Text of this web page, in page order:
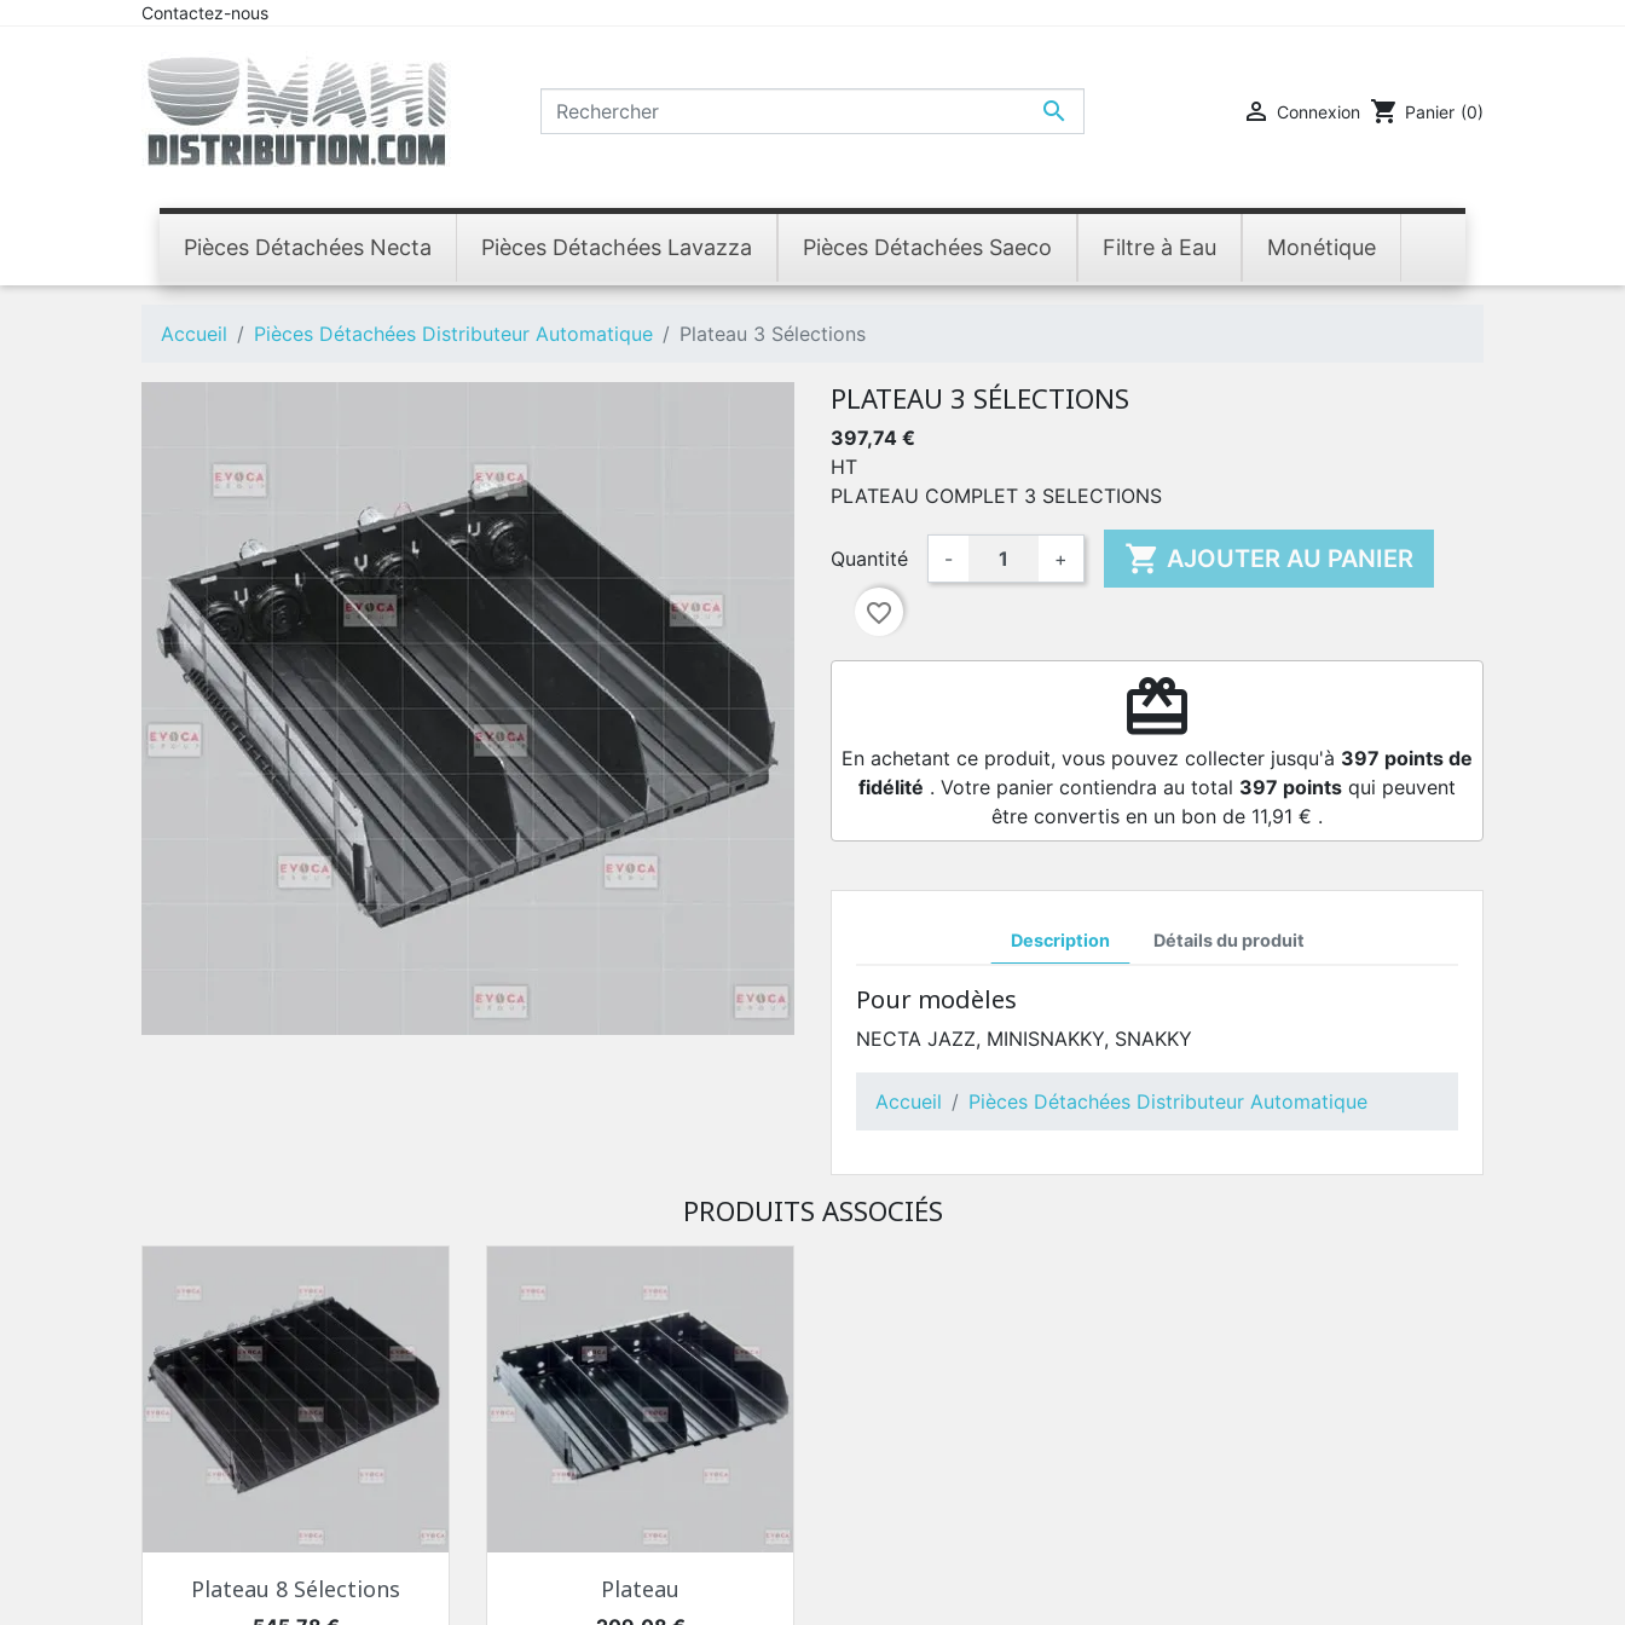
Contactez-nous
  Connexion shopping_cart Panier (0)
Pièces Détachées Necta Pièces Détachées Lavazza Pièces Détachées Saeco Filtre à Eau Monétique
Accueil Pièces Détachées Distributeur Automatique Plateau 3 Sélections
PLATEAU 3 SÉLECTIONS
397,74 €
HT
PLATEAU COMPLET 3 SELECTIONS
Quantité - +  AJOUTER AU PANIER
favorite_border
redeem
En achetant ce produit, vous pouvez collecter jusqu'à 397 points de
fidélité . Votre panier contiendra au total 397 points qui peuvent
être convertis en un bon de 11,91 € .
Description Détails du produit
Pour modèles
NECTA JAZZ, MINISNAKKY, SNAKKY
Accueil Pièces Détachées Distributeur Automatique
PRODUITS ASSOCIÉS
Aperçu rapide
Plateau 8 Sélections Aperçu rapide
Plateau